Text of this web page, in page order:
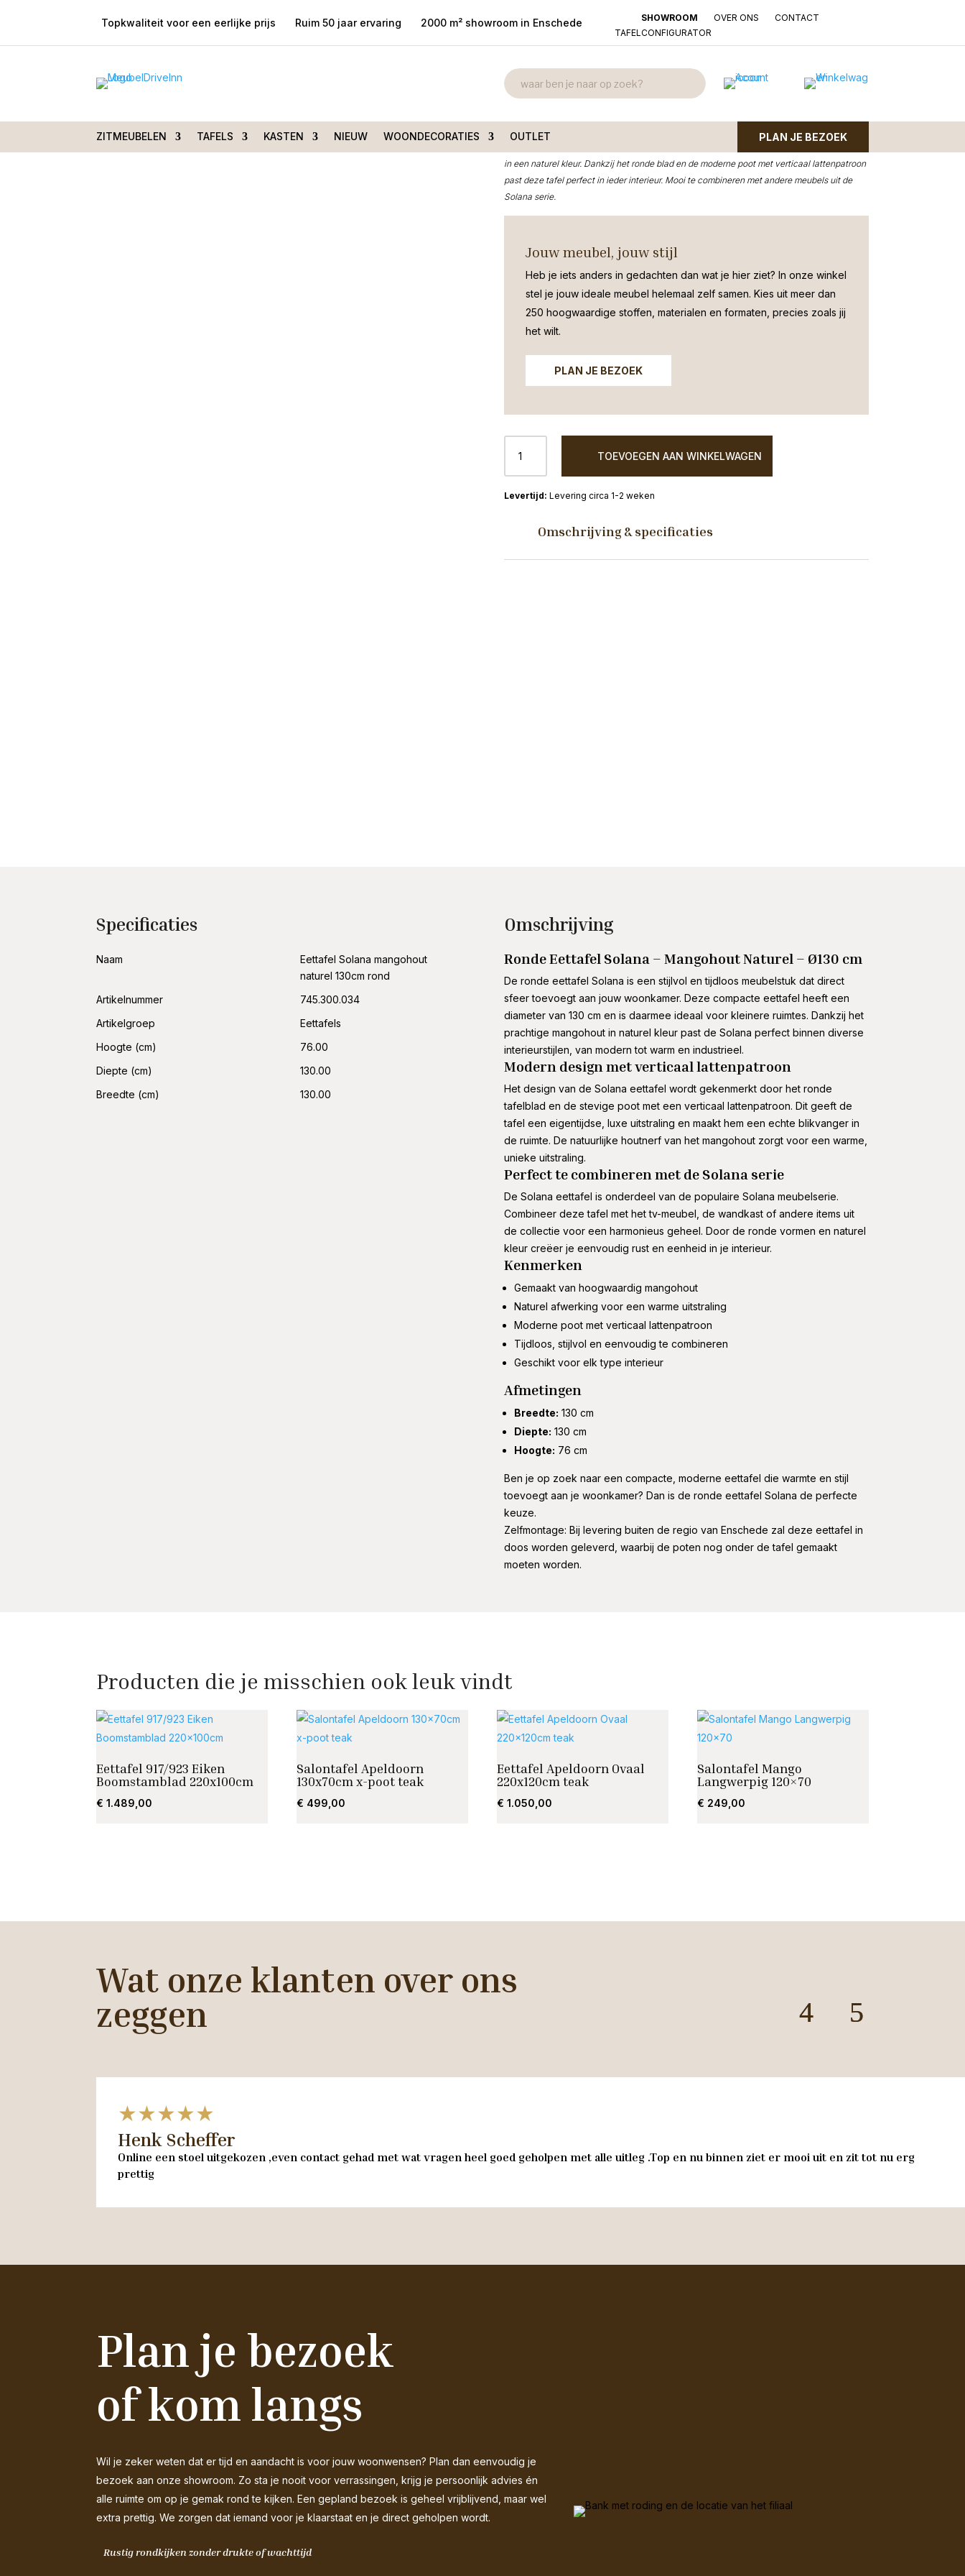
Topkwaliteit voor een eerlijke prijs Ruim 50 jaar ervaring 2000 m² showroom in Enschede SHOWROOM OVER ONS
CONTACT
TAFELCONFIGURATOR
ZITMEUBELEN TAFELS KASTEN NIEUW WOONDECORATIES OUTLET PLAN JE BEZOEK
130cm rond
130cm rond
€565,00
in een naturel kleur. Dankzij het ronde blad en de moderne poot met verticaal lattenpatroon
past deze tafel perfect in ieder interieur. Mooi te combineren met andere meubels uit de
Solana serie.
Jouw meubel, jouw stijl
Heb je iets anders in gedachten dan wat je hier ziet? In onze winkel
stel je jouw ideale meubel helemaal zelf samen. Kies uit meer dan
250 hoogwaardige stoffen, materialen en formaten, precies zoals jij
het wilt.
PLAN JE BEZOEK
Solana
mangohout
naturel
TOEVOEGEN AAN WINKELWAGEN
Levering circa 1-2 weken
Omschrijving & specificaties
Specificaties
Naam
Eettafel Solana mangohout
naturel 130cm rond
Artikelnummer
745.300.034
Artikelgroep
Eettafels
Hoogte (cm)
76.00
Diepte (cm)
130.00
Breedte (cm)
130.00
Omschrijving
Ronde Eettafel Solana – Mangohout Naturel – Ø130 cm
De ronde eettafel Solana is een stijlvol en tijdloos meubelstuk dat direct
sfeer toevoegt aan jouw woonkamer. Deze compacte eettafel heeft een
diameter van 130 cm en is daarmee ideaal voor kleinere ruimtes. Dankzij het
prachtige mangohout in naturel kleur past de Solana perfect binnen diverse
interieurstijlen, van modern tot warm en industrieel.
Modern design met verticaal lattenpatroon
Het design van de Solana eettafel wordt gekenmerkt door het ronde
tafelblad en de stevige poot met een verticaal lattenpatroon. Dit geeft de
tafel een eigentijdse, luxe uitstraling en maakt hem een echte blikvanger in
de ruimte. De natuurlijke houtnerf van het mangohout zorgt voor een warme,
unieke uitstraling.
Perfect te combineren met de Solana serie
De Solana eettafel is onderdeel van de populaire Solana meubelserie.
Combineer deze tafel met het tv-meubel, de wandkast of andere items uit
de collectie voor een harmonieus geheel. Door de ronde vormen en naturel
kleur creëer je eenvoudig rust en eenheid in je interieur.
Kenmerken
Gemaakt van hoogwaardig mangohout
Naturel afwerking voor een warme uitstraling
Moderne poot met verticaal lattenpatroon
Tijdloos, stijlvol en eenvoudig te combineren
Geschikt voor elk type interieur
Afmetingen
Breedte: 130 cm
Diepte: 130 cm
Hoogte: 76 cm
Ben je op zoek naar een compacte, moderne eettafel die warmte en stijl
toevoegt aan je woonkamer? Dan is de ronde eettafel Solana de perfecte
keuze.
Zelfmontage: Bij levering buiten de regio van Enschede zal deze eettafel in
doos worden geleverd, waarbij de poten nog onder de tafel gemaakt
moeten worden.
Producten die je misschien ook leuk vindt
Eettafel 917/923 Eiken
Boomstamblad 220x100cm
€ 1.489,00
Salontafel Apeldoorn
130x70cm x-poot teak
€ 499,00
Eettafel Apeldoorn Ovaal
220x120cm teak
€ 1.050,00
Salontafel Mango
Langwerpig 120×70
€ 249,00
Wat onze klanten over ons
zeggen
★★★★★
Henk Scheffer
Online een stoel uitgekozen ,even contact gehad met wat vragen heel goed geholpen met alle uitleg .Top en nu binnen ziet er mooi uit en zit tot nu erg
prettig
Plan je bezoek
of kom langs
Wil je zeker weten dat er tijd en aandacht is voor jouw woonwensen? Plan dan eenvoudig je
bezoek aan onze showroom. Zo sta je nooit voor verrassingen, krijg je persoonlijk advies én
alle ruimte om op je gemak rond te kijken. Een gepland bezoek is geheel vrijblijvend, maar wel
extra prettig. We zorgen dat iemand voor je klaarstaat en je direct geholpen wordt.
Rustig rondkijken zonder drukte of wachttijd